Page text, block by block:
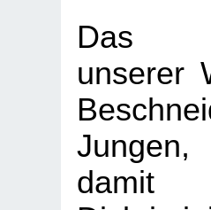
Das
unserer